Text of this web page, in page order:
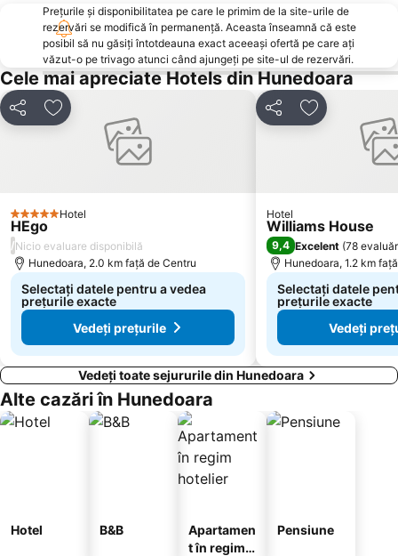
Prețurile și disponibilitatea pe care le primim de la site-urile de
rezervări se modifică în permanență. Aceasta înseamnă că este
posibil să nu găsiți întotdeauna exact aceeași ofertă pe care ați
văzut-o pe trivago atunci când ajungeți pe site-ul de rezervări.
Cele mai apreciate Hotels din Hunedoara
DistribuițiAdăugaţi la favorite
5 Stele Hotel
HEgo
/Nicio evaluare disponibilă
Hunedoara, 2.0 km faţă de Centru
Selectați datele pentru a vedea
prețurile exacte
Vedeți prețurile
DistribuițiAdăugaţi la
Hotel
Williams House
9,4 Excelent (78
Hunedoara, 1.2 km
Selectați datele
prețurile exacte
Vedeți
Vedeți toate sejururile din Hunedoara
Alte cazări în Hunedoara
Hotel B&B
Apartamen
t în regim
Pensiune